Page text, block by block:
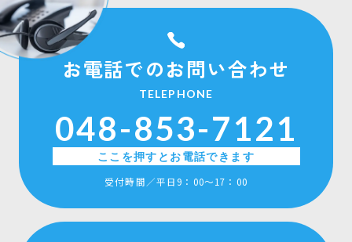
お電話でのお問い合わせ
TELEPHONE
048-853-7121
受付時間／平日9：00〜17：00